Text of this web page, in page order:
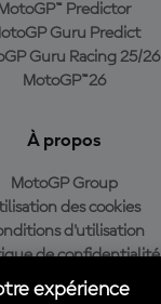
MotoGP™ Predictor
Guru Predict
Guru Racing 25/26
MotoGP™26
À propos
MotoGP Group
des cookies
d'utilisation
de confidentialité
Politique d’achat
expérience